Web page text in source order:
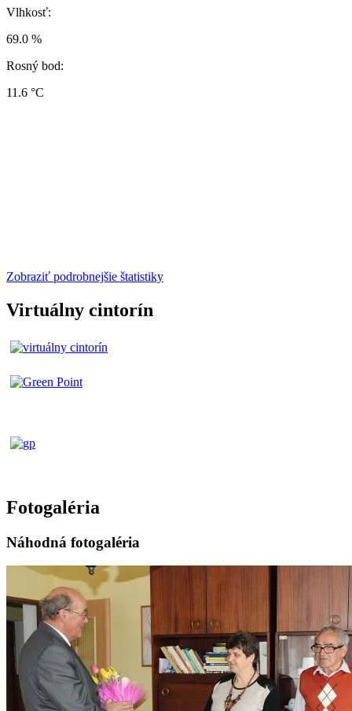
Vlhkosť:
69.0 %
Rosný bod:
11.6 °C
Zobraziť podrobnejšie štatistiky
Virtuálny cintorín
Fotogaléria
Náhodná fotogaléria